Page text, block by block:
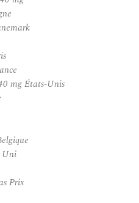
mg États-Unis
Uni
Prix